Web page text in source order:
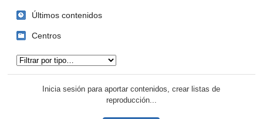
Últimos contenidos
Centros
Inicia sesión para aportar contenidos, crear listas de
reproducción...